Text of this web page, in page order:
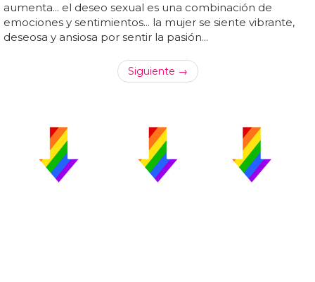
aumenta... el deseo sexual es una combinación de
emociones y sentimientos... la mujer se siente vibrante,
deseosa y ansiosa por sentir la pasión...
Siguiente →